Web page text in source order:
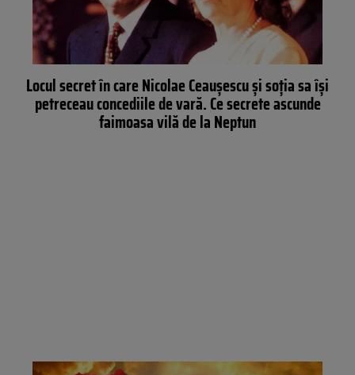
Locul secret în care Nicolae Ceaușescu și soția sa își
petreceau concediile de vară. Ce secrete ascunde
faimoasa vilă de la Neptun